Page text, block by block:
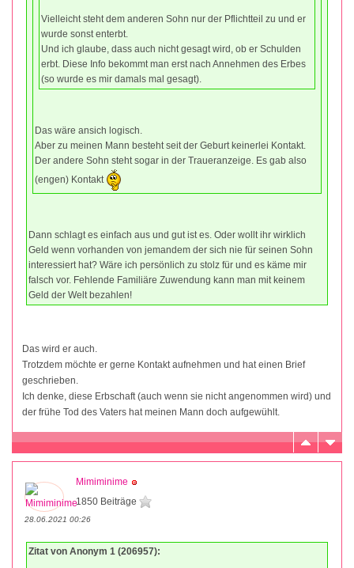
Vielleicht steht dem anderen Sohn nur der Pflichtteil zu und er
wurde sonst enterbt.
Und ich glaube, dass auch nicht gesagt wird, ob er Schulden
erbt. Diese Info bekommt man erst nach Annehmen des Erbes
(so wurde es mir damals mal gesagt).
Das wäre ansich logisch.
Aber zu meinen Mann besteht seit der Geburt keinerlei Kontakt.
Der andere Sohn steht sogar in der Traueranzeige. Es gab also
(engen) Kontakt
Dann schlagt es einfach aus und gut ist es. Oder wollt ihr wirklich
Geld wenn vorhanden von jemandem der sich nie für seinen Sohn
interessiert hat? Wäre ich persönlich zu stolz für und es käme mir
falsch vor. Fehlende Familiäre Zuwendung kann man mit keinem
Geld der Welt bezahlen!
Das wird er auch.
Trotzdem möchte er gerne Kontakt aufnehmen und hat einen Brief
geschrieben.
Ich denke, diese Erbschaft (auch wenn sie nicht angenommen wird) und
der frühe Tod des Vaters hat meinen Mann doch aufgewühlt.
Mimiminime
1850 Beiträge
28.06.2021 00:26
Zitat von Anonym 1 (206957):